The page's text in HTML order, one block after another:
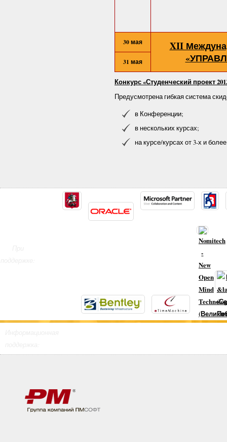
30 мая
XII
31 мая
Конкурс «Студенческий проект
Предусмотрена гибкая система
в Конференции;
в нескольких курсах;
на курсе/курсах от 3-х и